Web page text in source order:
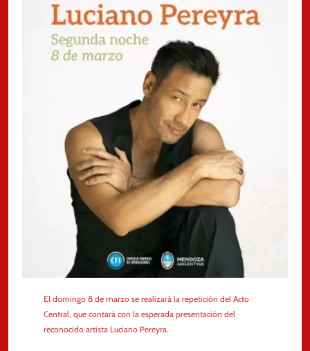
El domingo 8 de marzo se realizará la repetición del Acto
Central, que contará con la esperada presentación del
reconocido artista Luciano Pereyra.